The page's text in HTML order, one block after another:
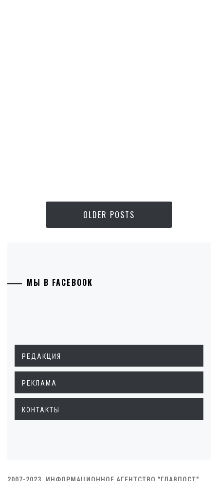
OLDER POSTS
МЫ В FACEBOOK
РЕДАКЦИЯ
РЕКЛАМА
КОНТАКТЫ